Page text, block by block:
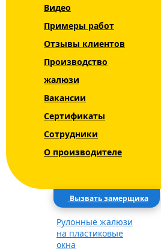
Видео
Примеры работ
Отзывы клиентов
Производство
жалюзи
Вакансии
Сертификаты
Сотрудники
О производителе
Вызвать замерщика
Рольшторы
SLIM
День Ночь DUO
Уни - Uni 2 INTEGRA
BOX+
Рулонные шторы с
Электрические
шторы
Рулонные жалюзи
на пластиковые
окна